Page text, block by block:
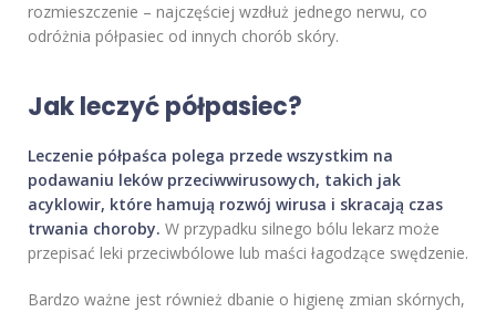
rozmieszczenie – najczęściej wzdłuż jednego nerwu, co
odróżnia półpasiec od innych chorób skóry.
Jak leczyć półpasiec?
Leczenie półpaśca polega przede wszystkim na
podawaniu leków przeciwwirusowych, takich jak
acyklowir, które hamują rozwój wirusa i skracają czas
trwania choroby. W przypadku silnego bólu lekarz może
przepisać leki przeciwbólowe lub maści łagodzące swędzenie.
Bardzo ważne jest również dbanie o higienę zmian skórnych,